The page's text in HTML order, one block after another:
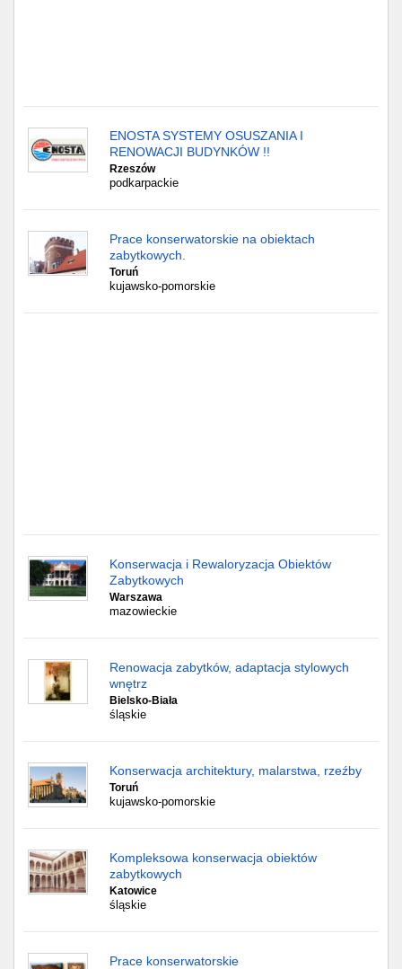
ENOSTA SYSTEMY OSUSZANIA I
RENOWACJI BUDYNKÓW !!
Rzeszów
podkarpackie
Prace konserwatorskie na obiektach
zabytkowych.
Toruń
kujawsko-pomorskie
Konserwacja i Rewaloryzacja Obiektów
Zabytkowych
Warszawa
mazowieckie
Renowacja zabytków, adaptacja stylowych
wnętrz
Bielsko-Biała
śląskie
Konserwacja architektury, malarstwa, rzeźby
Toruń
kujawsko-pomorskie
Kompleksowa konserwacja obiektów
zabytkowych
Katowice
śląskie
Prace konserwatorskie
Częstochowa
Olsztyn
Sosnowiec